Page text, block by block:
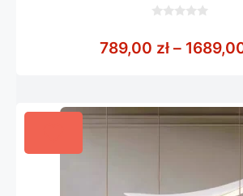
5
789,00 zł –